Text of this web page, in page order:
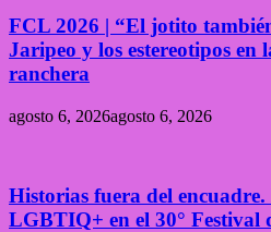
FCL 2026 | “El jotito
Jaripeo y los estereotipos en
ranchera
agosto 6, 2026agosto 6, 2026
Historias fuera del encuadre.
LGBTIQ+ en el 30° Festival